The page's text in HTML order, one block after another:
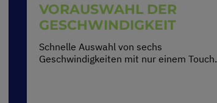
VORAUSWAHL DER
GESCHWINDIGKEIT
Schnelle Auswahl von sechs
Geschwindigkeiten mit nur einem Touch.